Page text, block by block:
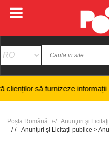
bancare confidențiale,
Poșta Română
Anunţuri şi
Anunţuri şi Licitaţii publice >